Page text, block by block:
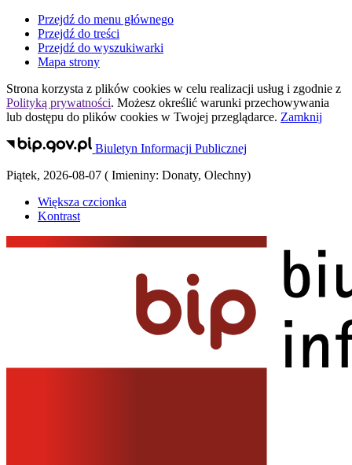
Przejdź do menu głównego
Przejdź do treści
Przejdź do wyszukiwarki
Mapa strony
Strona korzysta z plików cookies w celu realizacji usług i zgodnie z
Polityką prywatności. Możesz określić warunki przechowywania
lub dostępu do plików cookies w Twojej przeglądarce. Zamknij
Biuletyn Informacji Publicznej
Piątek, 2026-08-07 ( Imieniny: Donaty, Olechny)
Większa czcionka
Kontrast